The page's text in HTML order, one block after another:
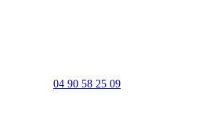
04 90 58 25 09